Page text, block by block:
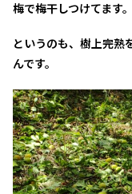
梅で梅干しつけてます
というのも、樹上完熟
んです。